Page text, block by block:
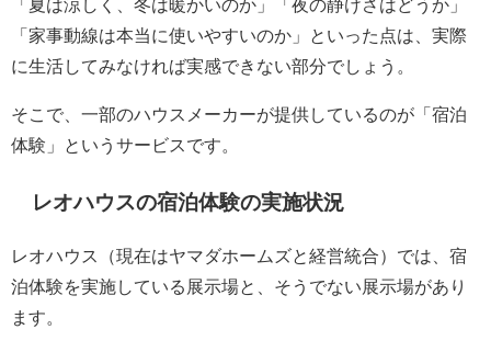
「夏は涼しく、冬は暖かいのか」「夜の静けさはどうか」
「家事動線は本当に使いやすいのか」といった点は、実際
に生活してみなければ実感できない部分でしょう。
そこで、一部のハウスメーカーが提供しているのが「宿泊
体験」というサービスです。
レオハウスの宿泊体験の実施状況
レオハウス（現在はヤマダホームズと経営統合）では、宿
泊体験を実施している展示場と、そうでない展示場があり
ます。